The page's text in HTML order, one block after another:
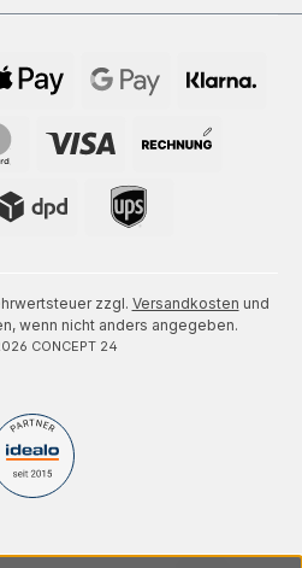
zzgl. Versandkosten und
wenn nicht anders angegeben.
CONCEPT 24